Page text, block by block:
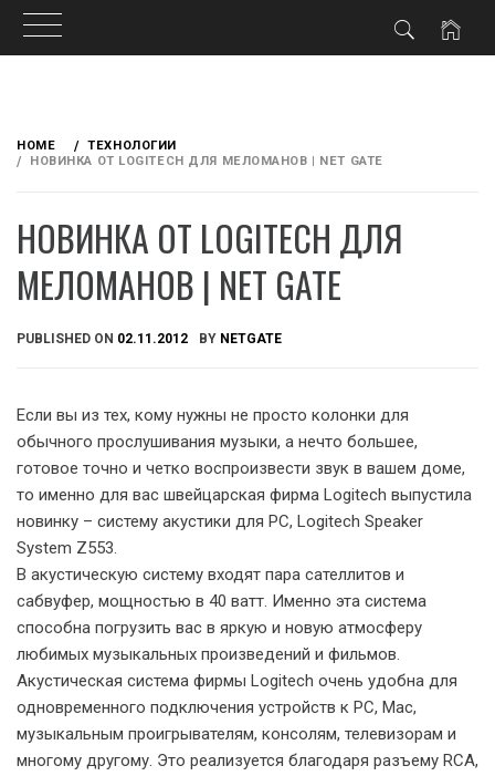
content
HOME
ТЕХНОЛОГИИ
НОВИНКА ОТ LOGITECH ДЛЯ МЕЛОМАНОВ | NET GATE
НОВИНКА ОТ LOGITECH ДЛЯ
МЕЛОМАНОВ | NET GATE
PUBLISHED ON 02.11.2012 BY NETGATE
Если вы из тех, кому нужны не просто колонки для
обычного прослушивания музыки, а нечто большее,
готовое точно и четко воcпроизвести звук в вашем доме,
то именно для вас швейцарская фирма Logitech выпустила
новинку – систему акустики для PC, Logitech Speaker
System Z553.
В акустическую систему входят пара сателлитов и
сабвуфер, мощностью в 40 ватт. Именно эта система
способна погрузить вас в яркую и новую атмосферу
любимых музыкальных произведений и фильмов.
Акустическая система фирмы Logitech очень удобна для
одновременного подключения устройств к PC, Mac,
музыкальным проигрывателям, консолям, телевизорам и
многому другому. Это реализуется благодаря разъему RCA,